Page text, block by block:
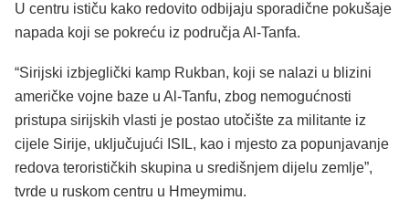
U centru ističu kako redovito odbijaju sporadične pokušaje
napada koji se pokreću iz područja Al-Tanfa.
“Sirijski izbjeglički kamp Rukban, koji se nalazi u blizini
američke vojne baze u Al-Tanfu, zbog nemogućnosti
pristupa sirijskih vlasti je postao utočište za militante iz
cijele Sirije, uključujući ISIL, kao i mjesto za popunjavanje
redova terorističkih skupina u središnjem dijelu zemlje”,
tvrde u ruskom centru u Hmeymimu.